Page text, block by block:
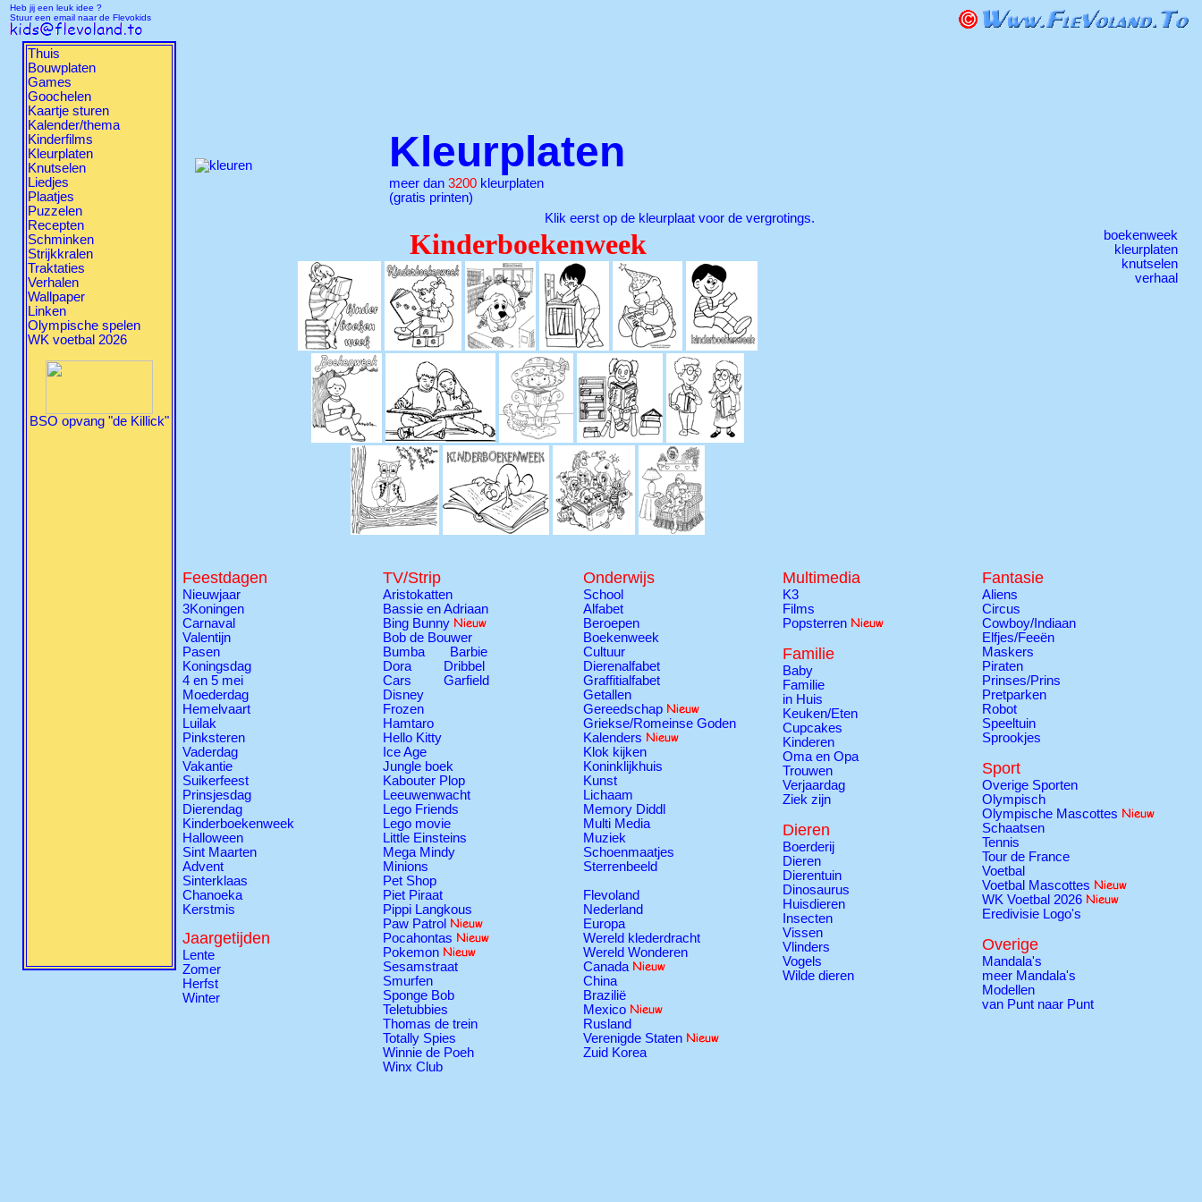
Heb jij een leuk idee ?
Stuur een email naar de Flevokids
Thuis
Bouwplaten
Games
Goochelen
Kaartje sturen
Kalender/thema
Kinderfilms
Kleurplaten
Knutselen
Liedjes
Plaatjes
Puzzelen
Recepten
Schminken
Strijkkralen
Traktaties
Verhalen
Wallpaper
Linken
Olympische spelen
WK voetbal 2026
BSO opvang "de Killick"
Kleurplaten
meer dan 3200 kleurplaten
(gratis printen)
Klik eerst op de kleurplaat voor de vergrotings.
Kinderboekenweek
boekenweek
kleurplaten
knutselen
verhaal
Feestdagen
Nieuwjaar
3Koningen
Carnaval
Valentijn
Pasen
Koningsdag
4 en 5 mei
Moederdag
Hemelvaart
Luilak
Pinksteren
Vaderdag
Vakantie
Suikerfeest
Prinsjesdag
Dierendag
Kinderboekenweek
Halloween
Sint Maarten
Advent
Sinterklaas
Chanoeka
Kerstmis
Jaargetijden
Lente
Zomer
Herfst
Winter
TV/Strip
Aristokatten
Bassie en Adriaan
Bing Bunny
Bob de Bouwer
Bumba
Barbie
Dora
Dribbel
Cars
Garfield
Disney
Frozen
Hamtaro
Hello Kitty
Ice Age
Jungle boek
Kabouter Plop
Leeuwenwacht
Lego Friends
Lego movie
Little Einsteins
Mega Mindy
Minions
Pet Shop
Piet Piraat
Pippi Langkous
Paw Patrol
Pocahontas
Pokemon
Sesamstraat
Smurfen
Sponge Bob
Teletubbies
Thomas de trein
Totally Spies
Winnie de Poeh
Winx Club
Onderwijs
School
Alfabet
Beroepen
Boekenweek
Cultuur
Dierenalfabet
Graffitialfabet
Getallen
Gereedschap
Griekse/Romeinse Goden
Kalenders
Klok kijken
Koninklijkhuis
Kunst
Lichaam
Memory Diddl
Multi Media
Muziek
Schoenmaatjes
Sterrenbeeld
Flevoland
Nederland
Europa
Wereld klederdracht
Wereld Wonderen
Canada
China
Brazilië
Mexico
Rusland
Verenigde Staten
Zuid Korea
Multimedia
K3
Films
Popsterren
Familie
Baby
Familie
in Huis
Keuken/Eten
Cupcakes
Kinderen
Oma en Opa
Trouwen
Verjaardag
Ziek zijn
Dieren
Boerderij
Dieren
Dierentuin
Dinosaurus
Huisdieren
Insecten
Vissen
Vlinders
Vogels
Wilde dieren
Fantasie
Aliens
Circus
Cowboy/Indiaan
Elfjes/Feeën
Maskers
Piraten
Prinses/Prins
Pretparken
Robot
Speeltuin
Sprookjes
Sport
Overige Sporten
Olympisch
Olympische Mascottes
Schaatsen
Tennis
Tour de France
Voetbal
Voetbal Mascottes
WK Voetbal 2026
Eredivisie Logo's
Overige
Mandala's
meer Mandala's
Modellen
van Punt naar Punt